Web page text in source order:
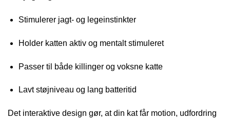
Stimulerer jagt- og legeinstinkter
Holder katten aktiv og mentalt stimuleret
Passer til både killinger og voksne katte
Lavt støjniveau og lang batteritid
Det interaktive design gør, at din kat får motion, udfordring